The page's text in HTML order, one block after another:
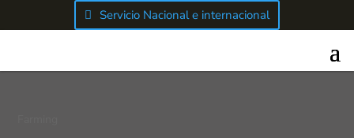
Servicio Nacional e internacional